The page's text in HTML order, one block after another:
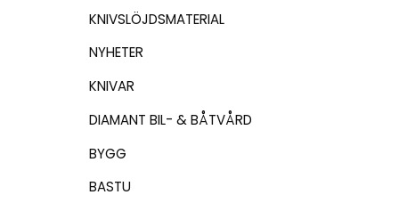
KNIVSLÖJDSMATERIAL
NYHETER
KNIVAR
DIAMANT BIL- & BÅTVÅRD
BYGG
BASTU